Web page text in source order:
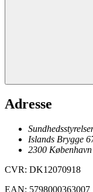
Adresse
Islands Brygge
2300 København
CVR: DK12070918
EAN: 5798000363007